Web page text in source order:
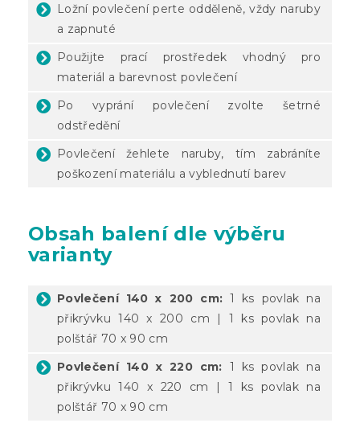
Ložní povlečení perte odděleně, vždy naruby
a zapnuté
Použijte prací prostředek vhodný pro
materiál a barevnost povlečení
Po vyprání povlečení zvolte šetrné
odstředění
Povlečení žehlete naruby, tím zabráníte
poškození materiálu a vyblednutí barev
Obsah balení dle výběru
varianty
Povlečení 140 x 200 cm: 1 ks povlak na
přikrývku 140 x 200 cm | 1 ks povlak na
polštář 70 x 90 cm
Povlečení 140 x 220 cm: 1 ks povlak na
přikrývku 140 x 220 cm | 1 ks povlak na
polštář 70 x 90 cm